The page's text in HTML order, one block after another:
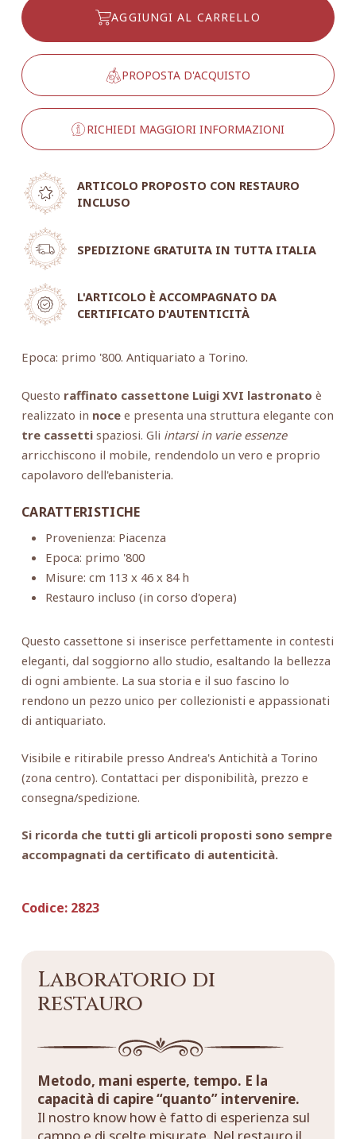
AGGIUNGI AL CARRELLO
PROPOSTA D'ACQUISTO
RICHIEDI MAGGIORI INFORMAZIONI
ARTICOLO PROPOSTO CON RESTAURO
INCLUSO
SPEDIZIONE GRATUITA IN TUTTA ITALIA
L'ARTICOLO È ACCOMPAGNATO DA
CERTIFICATO D'AUTENTICITÀ
Epoca: primo '800. Antiquariato a Torino.
Questo raffinato cassettone Luigi XVI lastronato è
realizzato in nocee presenta una struttura elegante con
tre cassettispaziosi. Gli intarsi in varie essenze
arricchiscono il mobile, rendendolo un vero e proprio
capolavoro dell'ebanisteria.
CARATTERISTICHE
Provenienza: Piacenza
Epoca: primo '800
Misure: cm 113 x 46 x 84 h
Restauro incluso (in corso d'opera)
Questo cassettone si inserisce perfettamente in contesti
eleganti, dal soggiorno allo studio, esaltando la bellezza
di ogni ambiente. La sua storia e il suo fascino lo
rendono un pezzo unico per collezionisti e appassionati
di antiquariato.
Visibile e ritirabile presso Andrea's Antichità a Torino
(zona centro). Contattaci per disponibilità, prezzo e
consegna/spedizione.
Si ricorda che tutti gli articoli proposti sono sempre
accompagnati da certificato di autenticità.
Codice:2823
Laboratorio di
restauro
Metodo, mani esperte, tempo. E la
capacità di capire “quanto” intervenire.
Il nostro know how è fatto di esperienza sul